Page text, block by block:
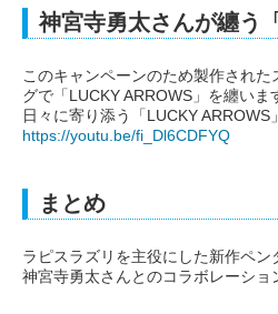
神宮寺勇太さんが纏う
このキャンペーンのため製作され
グで「LUCKY ARROWS」を纏い
日々に寄り添う「LUCKY
https://youtu.be/fi_Dl6CDFYQ
まとめ
ラピスラズリを主役にした新作ペン
神宮寺勇太さんとのコラボレーショ